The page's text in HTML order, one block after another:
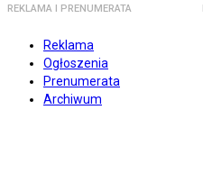
REKLAMA I PRENUMERATA
Reklama
Ogłoszenia
Prenumerata
Archiwum